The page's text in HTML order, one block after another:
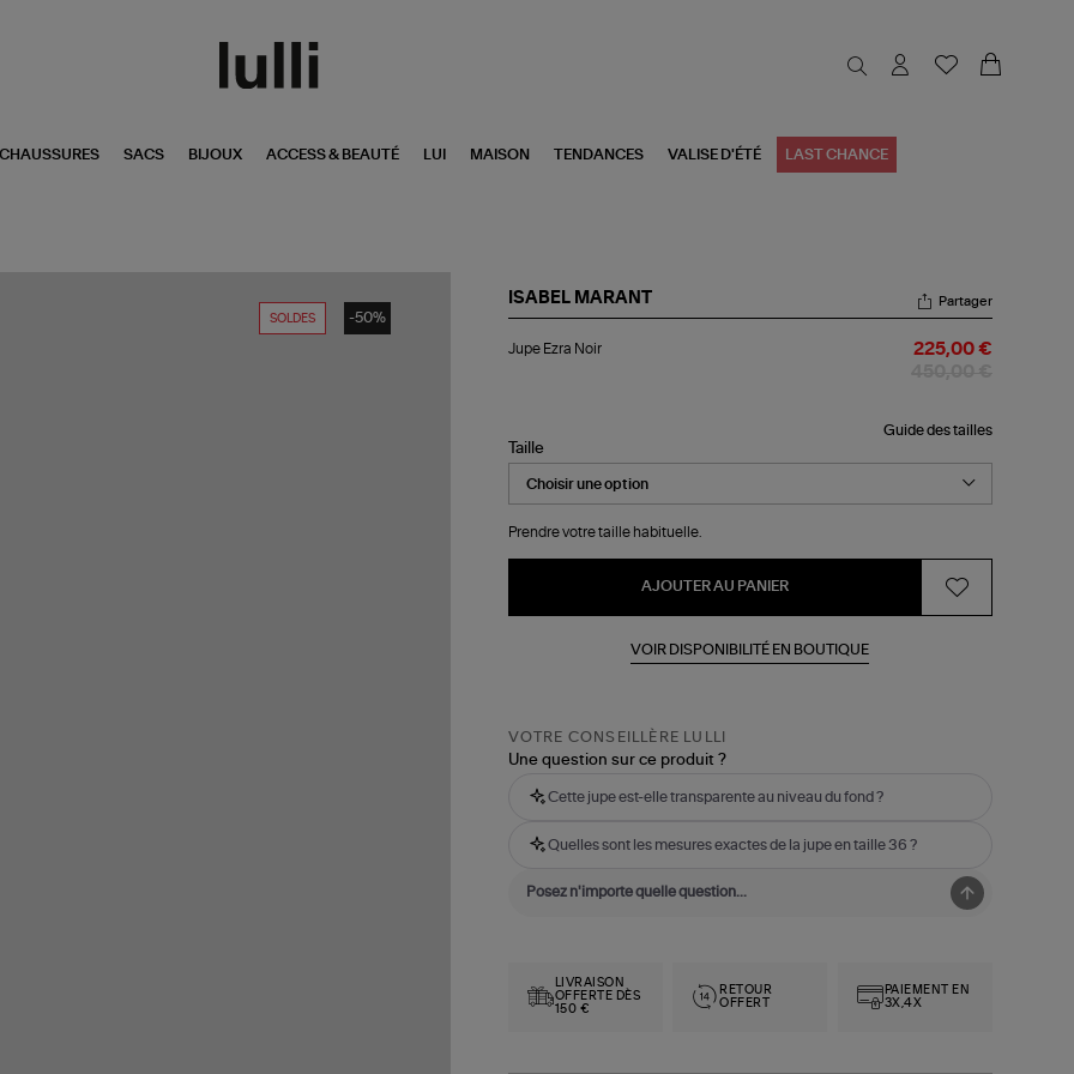
CHAUSSURES SACS BIJOUX ACCESS & BEAUTÉ LUI MAISON TENDANCES VALISE D'ÉTÉ LAST CHANCE
SOLDES -50%
ISABEL MARANT
Ezra
Partager
Jupe Ezra Noir 225,00 €
Guide des tailles
Taille
Prendre votre taille habituelle.
AJOUTER AU PANIER
VOIR DISPONIBILITÉ EN BOUTIQUE
VOTRE CONSEILLÈRE LULLI
Une question sur ce produit ?
Cette jupe est-elle transparente au niveau du fond ?
Quelles sont les mesures exactes de la jupe en taille 36 ?
LIVRAISON
OFFERTE DÈS
150 €
RETOUR
OFFERT
PAIEMENT EN
3X,4X